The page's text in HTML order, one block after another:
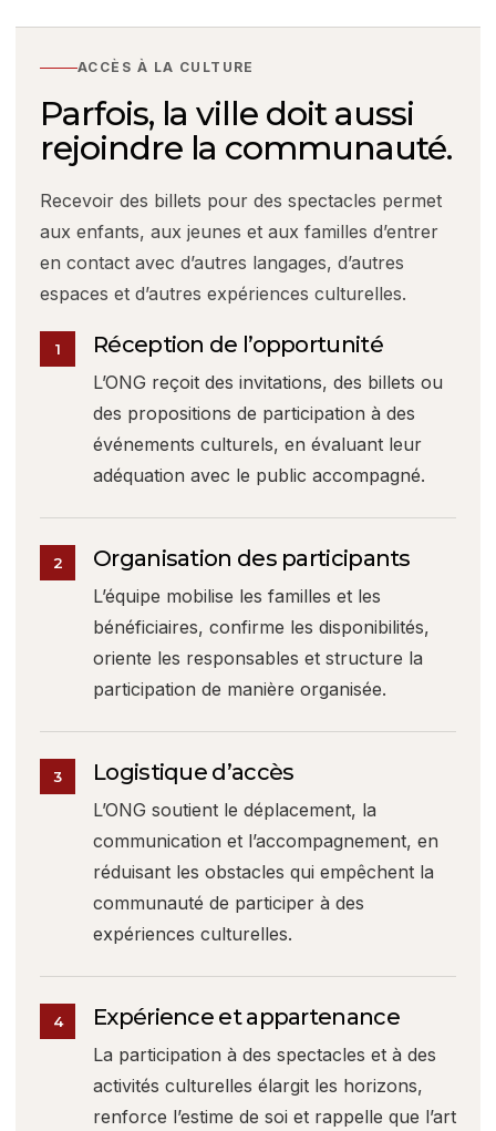
ACCÈS À LA CULTURE
Parfois, la ville doit aussi
rejoindre la communauté.
Recevoir des billets pour des spectacles permet
aux enfants, aux jeunes et aux familles d’entrer
en contact avec d’autres langages, d’autres
espaces et d’autres expériences culturelles.
1 Réception de l’opportunité
L’ONG reçoit des invitations, des billets ou
des propositions de participation à des
événements culturels, en évaluant leur
adéquation avec le public accompagné.
2 Organisation des participants
L’équipe mobilise les familles et les
bénéficiaires, confirme les disponibilités,
oriente les responsables et structure la
participation de manière organisée.
3 Logistique d’accès
L’ONG soutient le déplacement, la
communication et l’accompagnement, en
réduisant les obstacles qui empêchent la
communauté de participer à des
expériences culturelles.
4 Expérience et appartenance
La participation à des spectacles et à des
activités culturelles élargit les horizons,
renforce l’estime de soi et rappelle que l’art